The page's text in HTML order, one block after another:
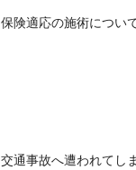
保険適応の施術につい
交通事故へ遭われてし